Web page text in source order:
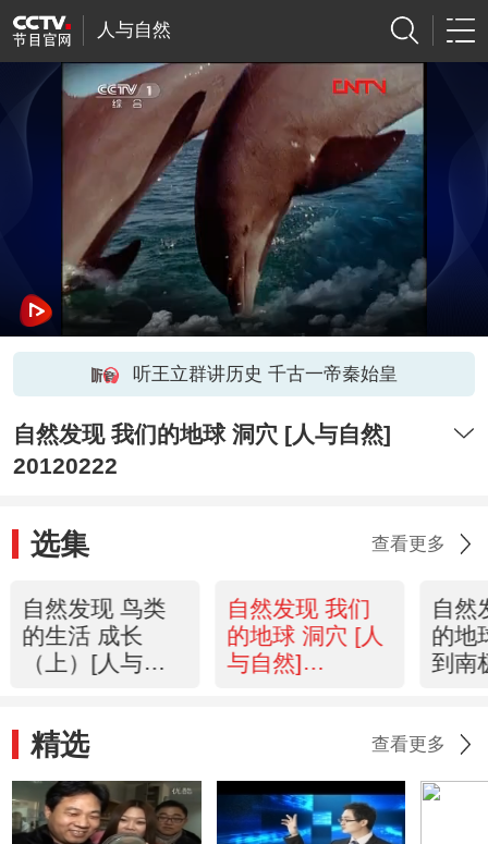
人与自然
听王立群讲历史 千古一帝秦始皇
自然发现 我们的地球 洞穴 [人与自然]
20120222
选集 查看更多
自然发现 鸟类
的生活 成长
（上）[人与自
自然发现 我们
的地球 洞穴 [人
与自然]
自然
的地
到南
精选 查看更多